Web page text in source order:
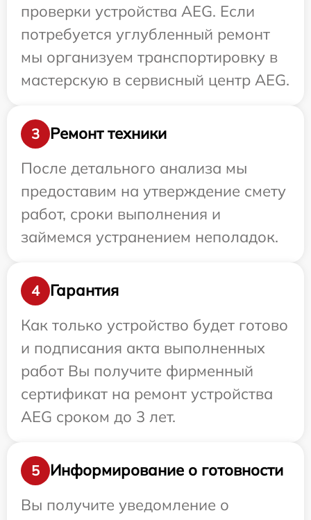
проверки устройства AEG. Если
потребуется углубленный ремонт
мы организуем транспортировку в
мастерскую в сервисный центр AEG.
3
Ремонт техники
После детального анализа мы
предоставим на утверждение смету
работ, сроки выполнения и
займемся устранением неполадок.
4
Гарантия
Как только устройство будет готово
и подписания акта выполненных
работ Вы получите фирменный
сертификат на ремонт устройства
AEG сроком до 3 лет.
5
Информирование о готовности
Вы получите уведомление о